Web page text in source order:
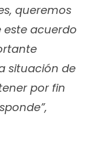
queremos
este acuerdo
situación de
por fin